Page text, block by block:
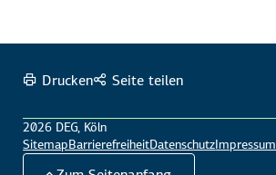
Drucken Seite teilen
2026 DEG, Köln
SitemapBarrierefreiheitDatenschutzImpressum